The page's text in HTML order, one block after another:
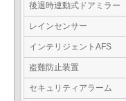
後退時連動式ドアミラー
レインセンサー
インテリジェントAFS
盗難防止装置
セキュリティアラーム